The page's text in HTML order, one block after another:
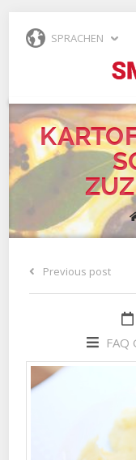
SPRACHEN
Previous post
FAQ